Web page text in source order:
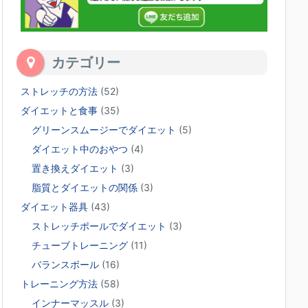
カテゴリー
ストレッチの方法 (52)
ダイエットと食事 (35)
グリーンスムージーでダイエット (5)
ダイエット中のおやつ (4)
置き換えダイエット (3)
脂質とダイエットの関係 (3)
ダイエット器具 (43)
ストレッチポールでダイエット (3)
チューブトレーニング (11)
バランスボール (16)
トレーニング方法 (58)
インナーマッスル (3)